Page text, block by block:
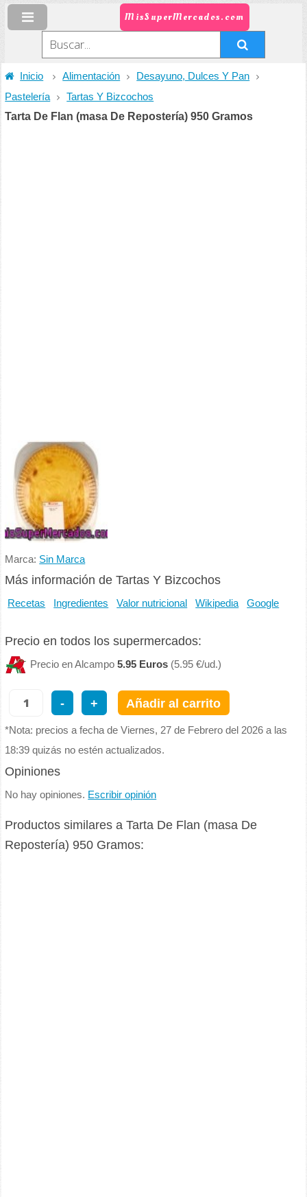
MisSuperMercados.com
Inicio Alimentación
Desayuno, Dulces Y Pan
Pastelería
Tartas Y Bizcochos
Tarta De Flan (masa De Repostería) 950 Gramos
Marca: Sin Marca
Más información de Tartas Y Bizcochos
Recetas Ingredientes Valor nutricional Wikipedia Google
Precio en todos los supermercados:
Precio en Alcampo5.95 Euros (5.95 €/ud.)
- + Añadir al carrito
*Nota: precios a fecha de Viernes, 27 de Febrero del 2026 a las
18:39 quizás no estén actualizados.
Opiniones
No hay opiniones. Escribir opinión
Productos similares a Tarta De Flan (masa De
Repostería) 950 Gramos: